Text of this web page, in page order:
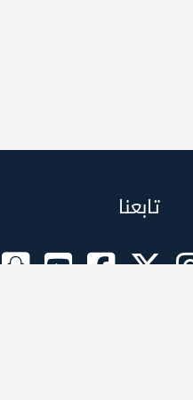
تابعنا